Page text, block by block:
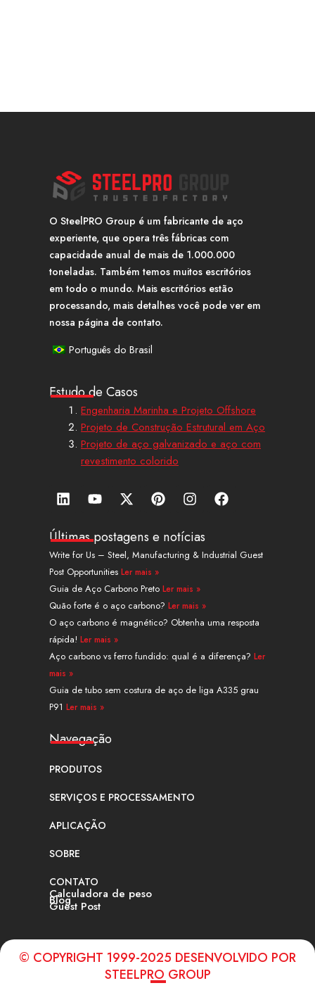
O SteelPRO Group é um fabricante de aço
experiente, que opera três fábricas com
capacidade anual de mais de 1.000.000
toneladas. Também temos muitos escritórios
em todo o mundo. Mais escritórios estão
processando, mais detalhes você pode ver em
nossa página de contato.
Português do Brasil
Estudo de Casos
Engenharia Marinha e Projeto Offshore
Projeto de Construção Estrutural em Aço
Projeto de aço galvanizado e aço com
revestimento colorido
L
i
k
e
d
i
n
Y
o
t
u
b
e
X
-
w
i
t
t
e
r
P
i
t
e
r
e
s
t
I
n
t
a
g
a
m
F
a
b
o
Últimas postagens e notícias
Write for Us – Steel, Manufacturing & Industrial Guest
Post Opportunities Ler mais »
Guia de Aço Carbono Preto Ler mais »
Quão forte é o aço carbono? Ler mais »
O aço carbono é magnético? Obtenha uma resposta
rápida! Ler mais »
Aço carbono vs ferro fundido: qual é a diferença? Ler
mais »
Guia de tubo sem costura de aço de liga A335 grau
P91 Ler mais »
Navegação
PRODUTOS
SERVIÇOS E PROCESSAMENTO
APLICAÇÃO
SOBRE
CONTATO
Calculadora de peso
Blog
Guest Post
© COPYRIGHT 1999-2025 DESENVOLVIDO POR
STEELPRO GROUP